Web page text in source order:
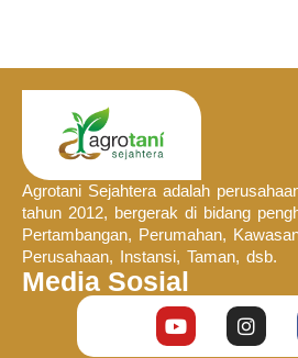
Agrotani Sejahtera adalah
tahun 2012, bergerak di bidang
Pertambangan, Perumahan,
Perusahaan, Instansi, Taman, dsb.
Media Sosial